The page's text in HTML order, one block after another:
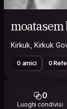
moatasem
Kirkuk, Kirkuk
0 amici 0
0
Luoghi condivisi